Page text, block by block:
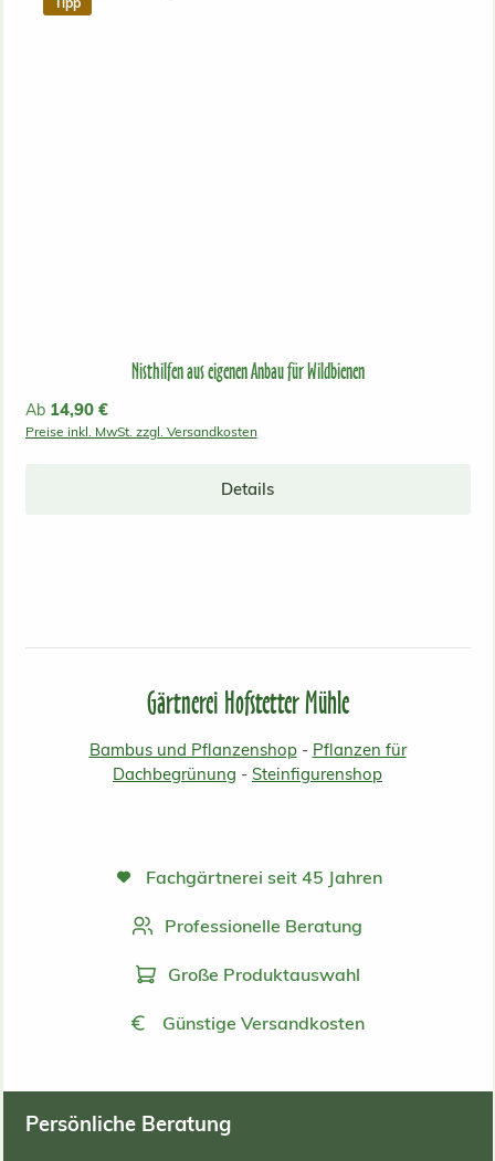
Nisthilfen aus eigenen Anbau für Wildbienen
Regulärer Preis:
Ab 14,90 €
Preise inkl. MwSt. zzgl. Versandkosten
Details
Gärtnerei Hofstetter Mühle
Bambus und Pflanzenshop- Pflanzen für
Dachbegrünung - Steinfigurenshop
Fachgärtnerei seit 45 Jahren
Professionelle Beratung
Große Produktauswahl
Günstige Versandkosten
Persönliche Beratung